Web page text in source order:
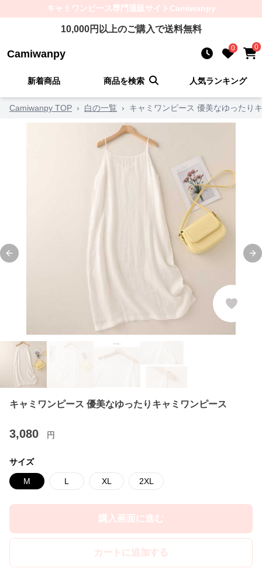
キャミワンピース専門通販サイト Camiwanpy
10,000円以上のご購入で送料無料
Camiwanpy 0 0
新着商品 商品を検索 人気ランキング
Camiwanpy TOP › 白の一覧 › キャミワンピース 優美なゆったり
Previous slide
キャミワンピース 優美なゆったりキャミワンピース
3,080 円
サイズ
M L XL 2XL
購入画面に進む
カートに追加する